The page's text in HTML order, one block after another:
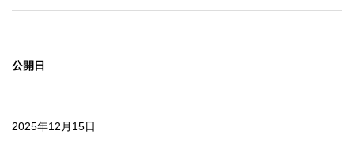
公開日
2025年12月15日